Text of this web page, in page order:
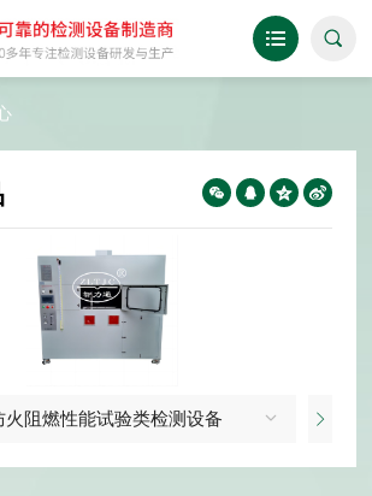
火阻燃性能试验类检测设备